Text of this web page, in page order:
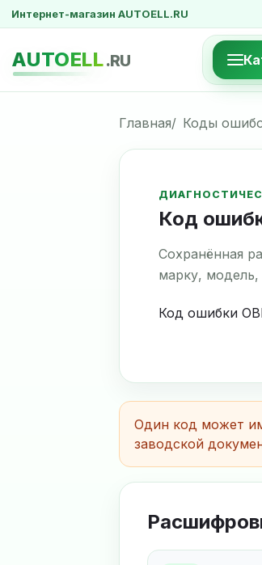
Интернет-магазин AUTOELL.RU
AUTOELL.RU
Главная Коды
Код
Сохранённая
марку, модель,
Код ошибки
Один код может
заводской